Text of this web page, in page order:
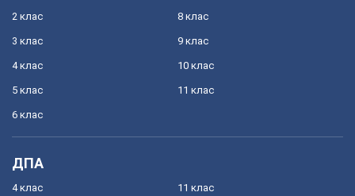
2 клас
3 клас
4 клас
5 клас
6 клас
8 клас
9 клас
10 клас
11 клас
ДПА
4 клас 11 клас